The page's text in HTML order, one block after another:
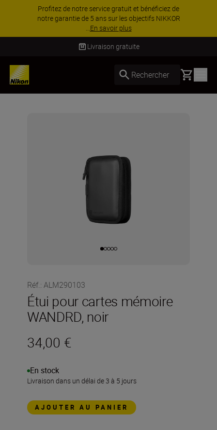
Profitez de notre service gratuit et bénéficiez de
notre garantie de 5 ans sur les objectifs NIKKOR
...En savoir plus
Livraison gratuite
Rechercher Basket
Réf.: ALM290103
Étui pour cartes mémoire
WANDRD, noir
34,00 €
En stock
Livraison dans un délai de 3 à 5 jours
AJOUTER AU PANIER